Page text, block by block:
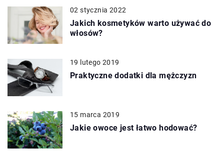
02 stycznia 2022
Jakich kosmetyków warto używać do
włosów?
19 lutego 2019
Praktyczne dodatki dla mężczyzn
15 marca 2019
Jakie owoce jest łatwo hodować?